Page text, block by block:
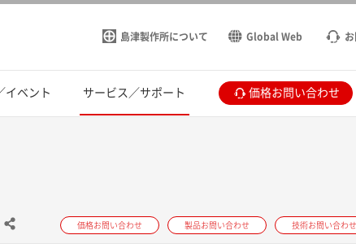
島津製作所について Global Web
イベント サービス／サポート 価格お問い合わせ
価格お問い合わせ 製品お問い合わせ 技術お問い合わせ